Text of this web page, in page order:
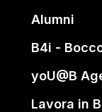
Alumni
B4i -
yoU@B
Lavora in